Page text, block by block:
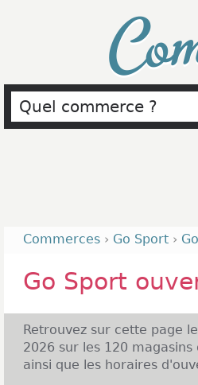
Commerces › Go Sport ›
Go Sport
Retrouvez sur cette page
2026 sur les 120
ainsi que les horaires